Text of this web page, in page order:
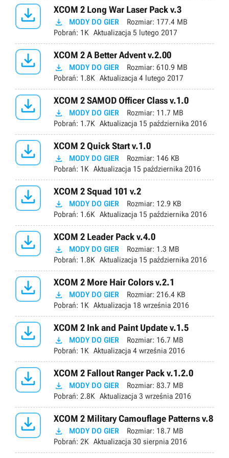
 XCOM 2 Long War Laser Pack v.3
 MODY DO GIER Rozmiar: 177.4 MB
Pobrań: 1K Aktualizacja 5 lutego 2017
 XCOM 2 A Better Advent v.2.00
 MODY DO GIER Rozmiar: 610.9 MB
Pobrań: 1.8K Aktualizacja 4 lutego 2017
 XCOM 2 SAMOD Officer Class v.1.0
 MODY DO GIER Rozmiar: 11.7 MB
Pobrań: 1.7K Aktualizacja 15 października 2016
 XCOM 2 Quick Start v.1.0
 MODY DO GIER Rozmiar: 146 KB
Pobrań: 1K Aktualizacja 15 października 2016
 XCOM 2 Squad 101 v.2
 MODY DO GIER Rozmiar: 12.9 KB
Pobrań: 1.6K Aktualizacja 15 października 2016
 XCOM 2 Leader Pack v.4.0
 MODY DO GIER Rozmiar: 1.3 MB
Pobrań: 1.8K Aktualizacja 15 października 2016
 XCOM 2 More Hair Colors v.2.1
 MODY DO GIER Rozmiar: 216.4 KB
Pobrań: 1K Aktualizacja 18 września 2016
 XCOM 2 Ink and Paint Update v.1.5
 MODY DO GIER Rozmiar: 16.7 MB
Pobrań: 1K Aktualizacja 4 września 2016
 XCOM 2 Fallout Ranger Pack v.1.2.0
 MODY DO GIER Rozmiar: 83.7 MB
Pobrań: 2.8K Aktualizacja 3 września 2016
 XCOM 2 Military Camouflage Patterns v.8
 MODY DO GIER Rozmiar: 18.7 MB
Pobrań: 2K Aktualizacja 30 sierpnia 2016